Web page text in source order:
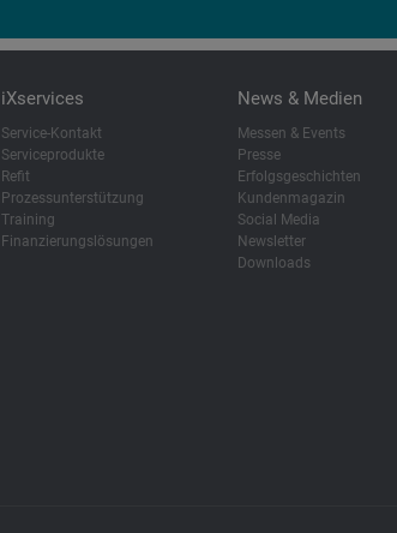
iXservices
Service-Kontakt
Serviceprodukte
Refit
Prozessunterstützung
Training
Finanzierungslösungen
News & Medien
Messen & Events
Presse
Erfolgsgeschichten
Kundenmagazin
Social Media
Newsletter
Downloads